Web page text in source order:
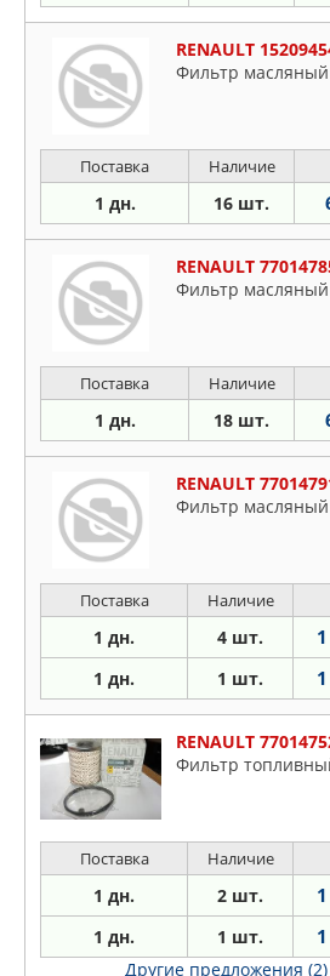
RENAULT
Фильтр масляный
Поставка Наличие
1 дн. 16 шт.
RENAULT
Фильтр масляный
Поставка Наличие
1 дн. 18 шт.
RENAULT
Фильтр
Поставка Наличие
1 дн. 4 шт.
1 дн. 1 шт.
RENAULT
Фильтр
Поставка Наличие
1 дн. 2 шт.
1 дн. 1 шт.
Другие предложения (2)